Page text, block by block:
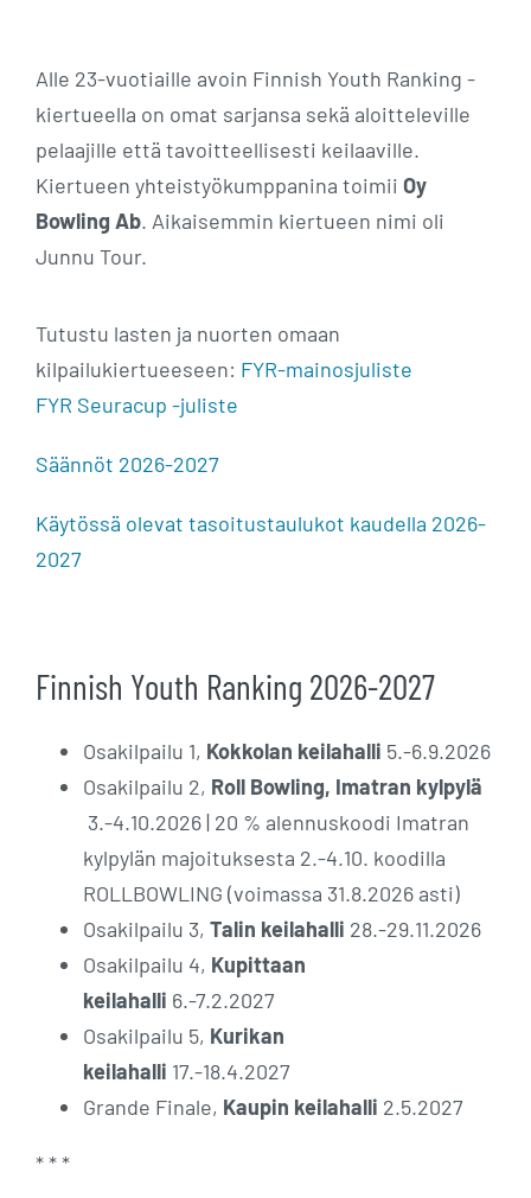
Alle 23-vuotiaille avoin Finnish Youth Ranking -
kiertueella on omat sarjansa sekä aloitteleville
pelaajille että tavoitteellisesti keilaaville.
Kiertueen yhteistyökumppanina toimii Oy
Bowling Ab. Aikaisemmin kiertueen nimi oli
Junnu Tour.
Tutustu lasten ja nuorten omaan
kilpailukiertueeseen: FYR-mainosjuliste
FYR Seuracup -juliste
Säännöt 2026-2027
Käytössä olevat tasoitustaulukot kaudella 2026-
2027
Finnish Youth Ranking 2026-2027
Osakilpailu 1, Kokkolan keilahalli 5.-6.9.2026
Osakilpailu 2, Roll Bowling, Imatran kylpylä
3.-4.10.2026 | 20 % alennuskoodi Imatran
kylpylän majoituksesta 2.-4.10. koodilla
ROLLBOWLING (voimassa 31.8.2026 asti)
Osakilpailu 3, Talin keilahalli 28.-29.11.2026
Osakilpailu 4, Kupittaan
keilahalli 6.-7.2.2027
Osakilpailu 5, Kurikan
keilahalli 17.-18.4.2027
Grande Finale, Kaupin keilahalli 2.5.2027
* * *